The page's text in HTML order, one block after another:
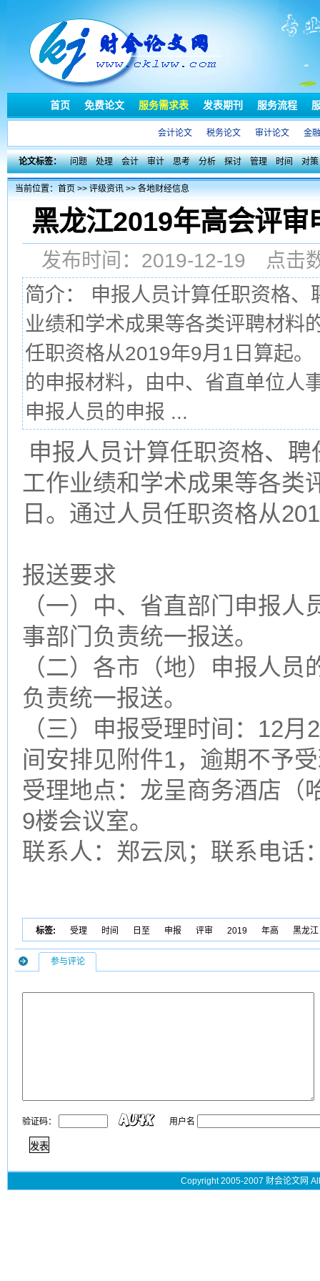
首页 免费论文 服务需求表 发表期刊 服务流程
会计论文 税务论文 审计论文 金
论文标签： 问题 处理 会计 审计 思考 分析 探讨 管理 时间 对策
当前位置：首页>>评级资讯>>各地财经信息
黑龙江2019年高会评
发布时间：2019-12-19 点
简介： 申报人员计算任职资格
业绩和学术成果等各类评聘材料
任职资格从2019年9月1日算起
的申报材料，由中、省直单位人
申报人员的申报 ...
申报人员计算任职资格、
工作业绩和学术成果等各类
日。通过人员任职资格从
报送要求
（一）中、省直部门申报
事部门负责统一报送。
（二）各市（地）申报人
负责统一报送。
（三）申报受理时间：12
间安排见附件1，逾期不予
受理地点：龙呈商务酒店（
9楼会议室。
联系人：郑云凤；联系电话
标签: 受理 时间 日至 申报 评审 2019 年高 黑龙江
参与评论
验证码： 用户名
Copyright 2005-2007 财会论文网